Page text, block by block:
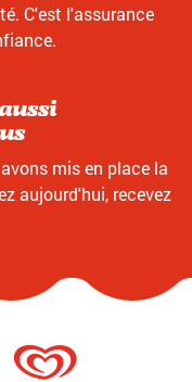
C'est l'assurance
mis en place la
aujourd'hui, recevez